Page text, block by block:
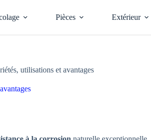
Pièces Extérieur
utilisations et avantages